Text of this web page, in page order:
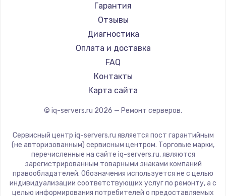
Заказать
Восстановление данных
Заказать
Замена USB порта
1060 руб.
Замена звуковой карты
1100 руб.
Заказать
Гарантия
Отзывы
Диагностика
Оплата и доставка
FAQ
Контакты
Карта сайта
© iq-servers.ru 2026 — Ремонт серверов.
Сервисный центр iq-servers.ru является пост гарантийным
(не авторизованным) сервисным центром. Торговые марки,
перечисленные на сайте iq-servers.ru, являются
зарегистрированным товарными знаками компаний
правообладателей. Обозначения используется не с целью
индивидуализации соответствующих услуг по ремонту, а с
целью информирования потребителей о предоставляемых